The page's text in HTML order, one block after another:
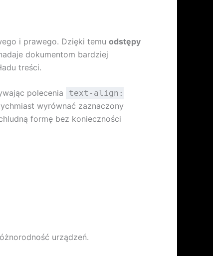
i prawego. Dzięki temu odstępy
dokumentom bardziej
treści.
polecenia
text-align:
wyrównać zaznaczony
formę bez konieczności
urządzeń.